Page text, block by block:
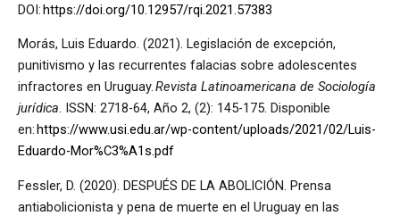
DOI:https://doi.org/10.12957/rqi.2021.57383
Morás, Luis Eduardo. (2021). Legislación de excepción,
punitivismo y las recurrentes falacias sobre adolescentes
infractores en Uruguay.Revista Latinoamericana de Sociología
jurídica. ISSN: 2718-64, Año 2, (2): 145-175. Disponible
en: https://www.usi.edu.ar/wp-content/uploads/2021/02/Luis-
Eduardo-Mor%C3%A1s.pdf
Fessler, D. (2020). DESPUÉS DE LA ABOLICIÓN. Prensa
antiabolicionista y pena de muerte en el Uruguay en las